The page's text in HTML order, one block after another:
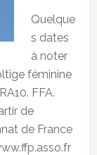
Quelque
s dates
à noter
féminine
FFA.
de
de France